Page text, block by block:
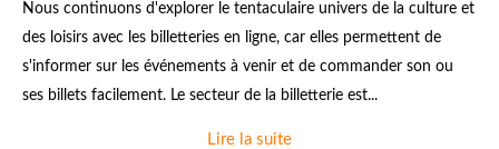
Nous continuons d'explorer le tentaculaire univers de la culture et
des loisirs avec les billetteries en ligne, car elles permettent de
s'informer sur les événements à venir et de commander son ou
ses billets facilement. Le secteur de la billetterie est...
Lire la suite